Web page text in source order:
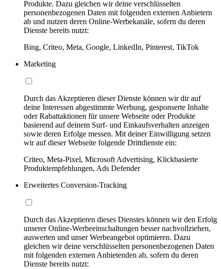
Produkte. Dazu gleichen wir deine verschlüsselten
personenbezogenen Daten mit folgenden externen Anbietern
ab und nutzen deren Online-Werbekanäle, sofern du deren
Dienste bereits nutzt:
Bing, Criteo, Meta, Google, LinkedIn, Pinterest, TikTok
Marketing
Durch das Akzeptieren dieser Dienste können wir dir auf
deine Interessen abgestimmte Werbung, gesponserte Inhalte
oder Rabattaktionen für unsere Webseite oder Produkte
basierend auf deinem Surf- und Einkaufsverhalten anzeigen
sowie deren Erfolge messen. Mit deiner Einwilligung setzen
wir auf dieser Webseite folgende Drittdienste ein:
Criteo, Meta-Pixel, Microsoft Advertising, Klickbasierte
Produktempfehlungen, Ads Defender
Erweitertes Conversion-Tracking
Durch das Akzeptieren dieses Dienstes können wir den Erfolg
unserer Online-Werbeeinschaltungen besser nachvollziehen,
auswerten und unser Werbeangebot optimieren. Dazu
gleichen wir deine verschlüsselten personenbezogenen Daten
mit folgenden externen Anbietenden ab, sofern du deren
Dienste bereits nutzt: